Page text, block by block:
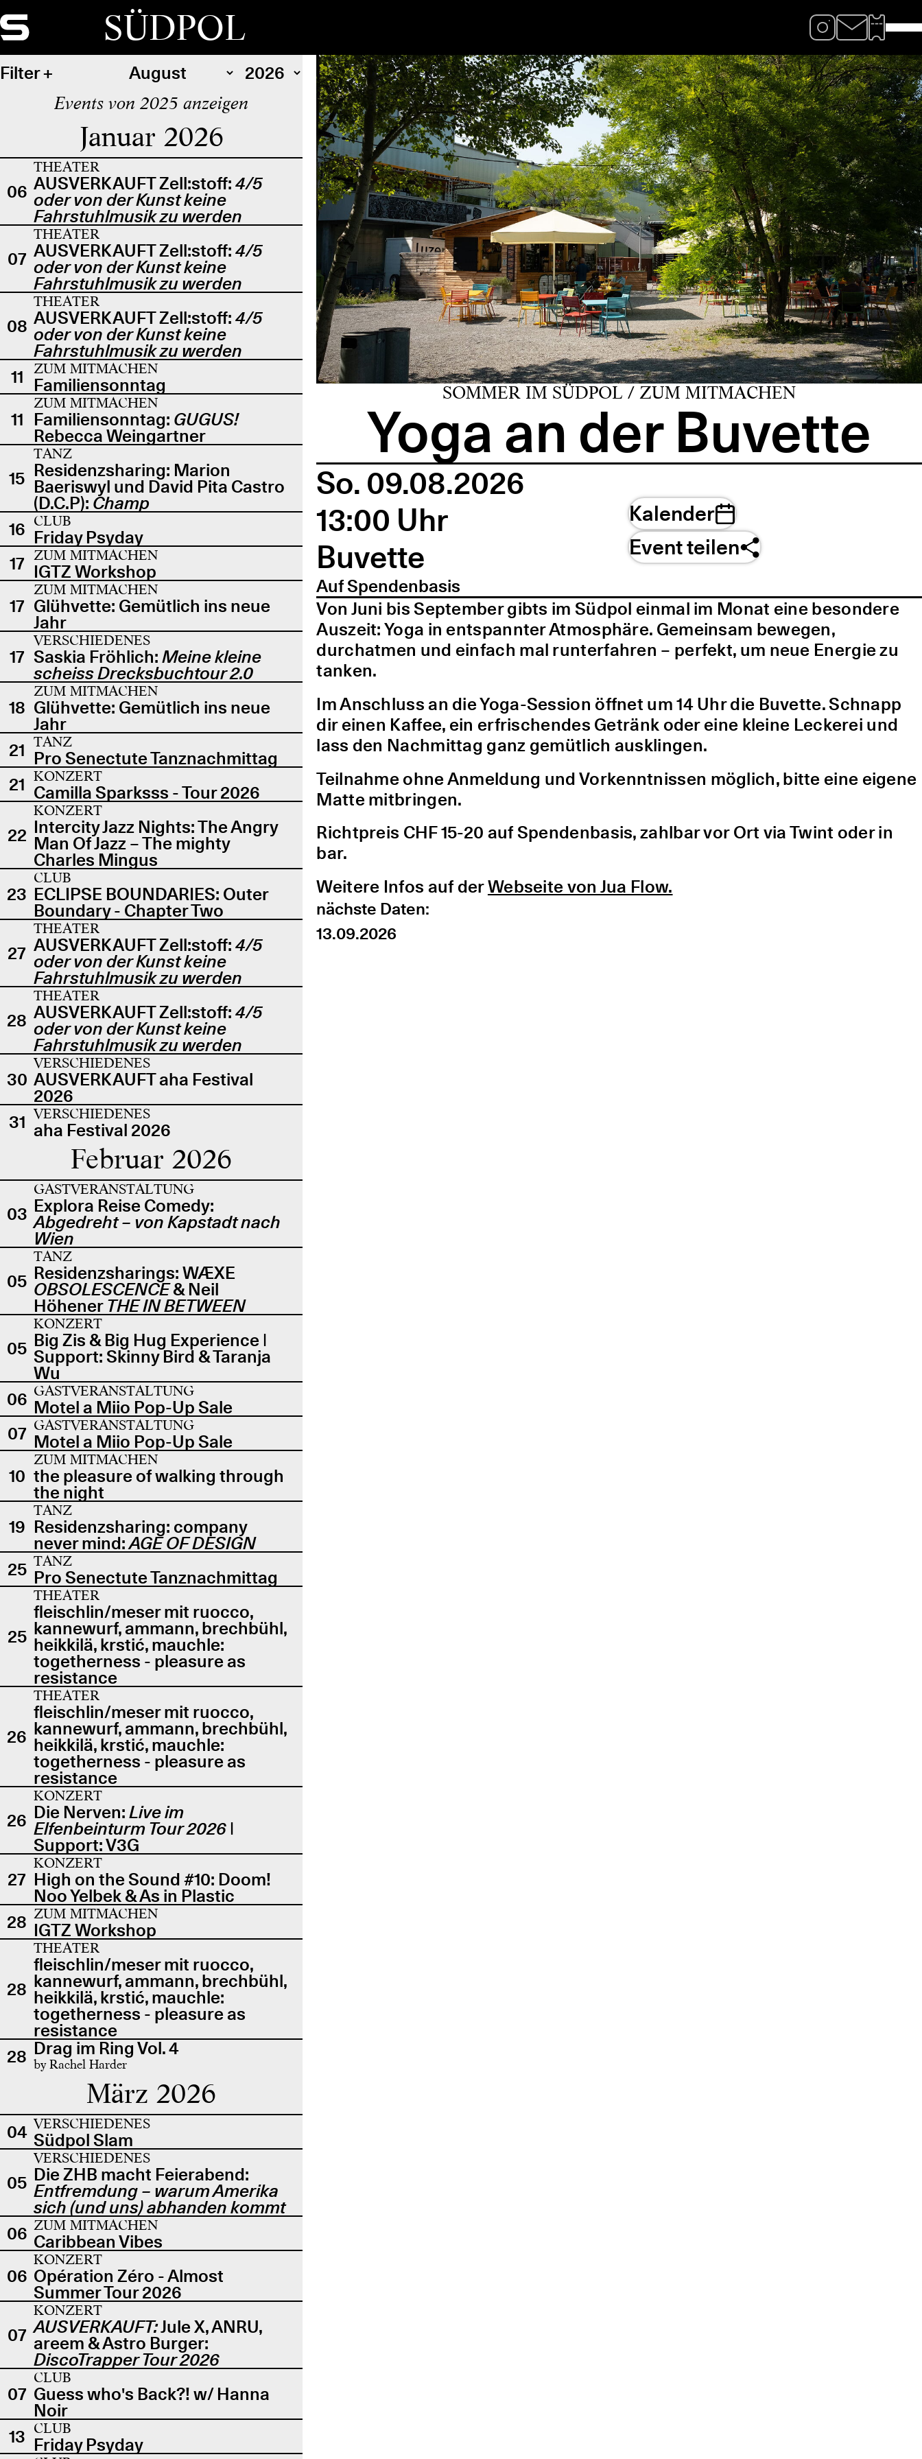
SÜDPOL
Filter
Events von 2025 anzeigen
Januar 2026
06
THEATER
AUSVERKAUFT Zell:stoff: 4/5
oder von der Kunst keine
Fahrstuhlmusik zu werden
07
THEATER
AUSVERKAUFT Zell:stoff: 4/5
oder von der Kunst keine
Fahrstuhlmusik zu werden
08
THEATER
AUSVERKAUFT Zell:stoff: 4/5
oder von der Kunst keine
Fahrstuhlmusik zu werden
11
ZUM MITMACHEN
Familiensonntag
11
ZUM MITMACHEN
Familiensonntag: GUGUS!
Rebecca Weingartner
15
TANZ
Residenzsharing: Marion
Baeriswyl und David Pita Castro
(D.C.P): Champ
16 CLUB
Friday Psyday
17 ZUM MITMACHEN
IGTZ Workshop
17
ZUM MITMACHEN
Glühvette: Gemütlich ins neue
Jahr
17
VERSCHIEDENES
Saskia Fröhlich: Meine kleine
scheiss Drecksbuchtour 2.0
18
ZUM MITMACHEN
Glühvette: Gemütlich ins neue
Jahr
21 TANZ
Pro Senectute Tanznachmittag
21 KONZERT
Camilla Sparksss - Tour 2026
22
KONZERT
Intercity Jazz Nights: The Angry
Man Of Jazz – The mighty
Charles Mingus
23
CLUB
ECLIPSE BOUNDARIES: Outer
Boundary - Chapter Two
27
THEATER
AUSVERKAUFT Zell:stoff: 4/5
oder von der Kunst keine
Fahrstuhlmusik zu werden
28
THEATER
AUSVERKAUFT Zell:stoff: 4/5
oder von der Kunst keine
Fahrstuhlmusik zu werden
30
VERSCHIEDENES
AUSVERKAUFT aha Festival
2026
31 VERSCHIEDENES
aha Festival 2026
Februar 2026
03
GASTVERANSTALTUNG
Explora Reise Comedy:
Abgedreht – von Kapstadt nach
Wien
05
TANZ
Residenzsharings: WÆXE
OBSOLESCENCE& Neil
Höhener THE IN BETWEEN
05
KONZERT
Big Zis & Big Hug Experience |
Support: Skinny Bird & Taranja
Wu
06 GASTVERANSTALTUNG
Motel a Miio Pop-Up Sale
07 GASTVERANSTALTUNG
Motel a Miio Pop-Up Sale
10
ZUM MITMACHEN
the pleasure of walking through
the night
19
TANZ
Residenzsharing: company
never mind:AGE OF DESIGN
25 TANZ
Pro Senectute Tanznachmittag
25
THEATER
fleischlin/meser mit ruocco,
kannewurf, ammann, brechbühl,
heikkilä, krstić, mauchle:
togetherness - pleasure as
resistance
26
THEATER
fleischlin/meser mit ruocco,
kannewurf, ammann, brechbühl,
heikkilä, krstić, mauchle:
togetherness - pleasure as
resistance
26
KONZERT
Die Nerven:Live im
Elfenbeinturm Tour 2026 |
Support: V3G
27
KONZERT
High on the Sound #10: Doom!
Noo Yelbek & As in Plastic
28 ZUM MITMACHEN
IGTZ Workshop
28
THEATER
fleischlin/meser mit ruocco,
kannewurf, ammann, brechbühl,
heikkilä, krstić, mauchle:
togetherness - pleasure as
resistance
28 Drag im Ring Vol. 4
by Rachel Harder
März 2026
04 VERSCHIEDENES
Südpol Slam
05
VERSCHIEDENES
Die ZHB macht Feierabend:
Entfremdung – warum Amerika
sich (und uns) abhanden kommt
06 ZUM MITMACHEN
Caribbean Vibes
06
KONZERT
Opération Zéro - Almost
Summer Tour 2026
07
KONZERT
AUSVERKAUFT:Jule X, ANRU,
areem & Astro Burger:
DiscoTrapper Tour 2026
07
CLUB
Guess who's Back?! w/ Hanna
Noir
13 CLUB
Friday Psyday
SOMMER IM SÜDPOL / ZUM MITMACHEN
Yoga an der Buvette
So. 09.08.2026
13:00 Uhr
Buvette
Auf Spendenbasis
Kalender
Event teilen
Von Juni bis September gibts im Südpol einmal im Monat eine besondere
Auszeit: Yoga in entspannter Atmosphäre. Gemeinsam bewegen,
durchatmen und einfach mal runterfahren – perfekt, um neue Energie zu
tanken.
Im Anschluss an die Yoga-Session öffnet um 14 Uhr die Buvette. Schnapp
dir einen Kaffee, ein erfrischendes Getränk oder eine kleine Leckerei und
lass den Nachmittag ganz gemütlich ausklingen.
Teilnahme ohne Anmeldung und Vorkenntnissen möglich, bitte eine eigene
Matte mitbringen.
Richtpreis CHF 15-20 auf Spendenbasis, zahlbar vor Ort via Twint oder in
bar.
Weitere Infos auf derWebseite von Jua Flow.
nächste Daten:
13.09.2026